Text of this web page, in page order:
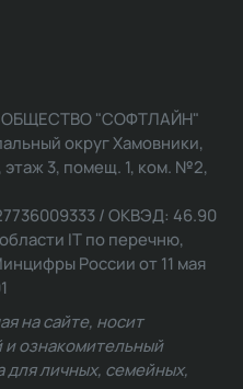
"СОФТЛАЙН"
округ Хамовники,
этаж 3, помещ. 1, ком. №2,
/ ОКВЭД: 46.90
IT по перечню,
России от 11 мая
на сайте, носит
ознакомительный
для личных, семейных,